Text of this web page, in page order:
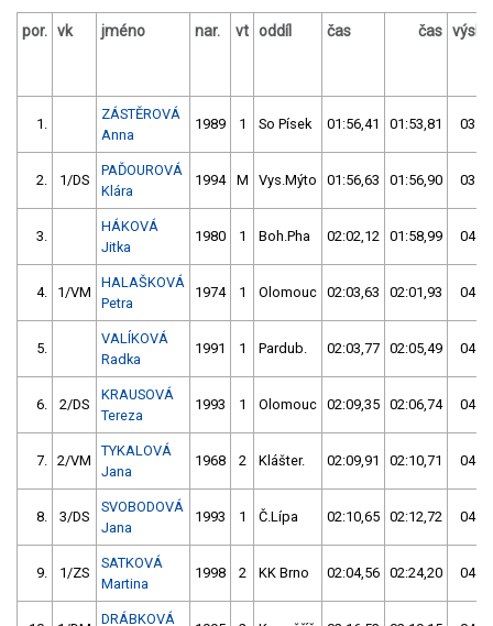
por. vk jméno nar. vt oddíl čas čas
1.
ZÁSTĚROVÁ
Anna
1989 1 So Písek 01:56,41 01:53,81
2. 1/DS
PAĎOUROVÁ
Klára
1994 M Vys.Mýto 01:56,63 01:56,90
3.
HÁKOVÁ
Jitka
1980 1 Boh.Pha 02:02,12 01:58,99
4. 1/VM
HALAŠKOVÁ
Petra
1974 1 Olomouc 02:03,63 02:01,93
5.
VALÍKOVÁ
Radka
1991 1 Pardub. 02:03,77 02:05,49
6. 2/DS
KRAUSOVÁ
Tereza
1993 1 Olomouc 02:09,35 02:06,74
7. 2/VM
TYKALOVÁ
Jana
1968 2 Klášter. 02:09,91 02:10,71
8. 3/DS
SVOBODOVÁ
Jana
1993 1 Č.Lípa 02:10,65 02:12,72
9. 1/ZS
SATKOVÁ
Martina
1998 2 KK Brno 02:04,56 02:24,20
DRÁBKOVÁ